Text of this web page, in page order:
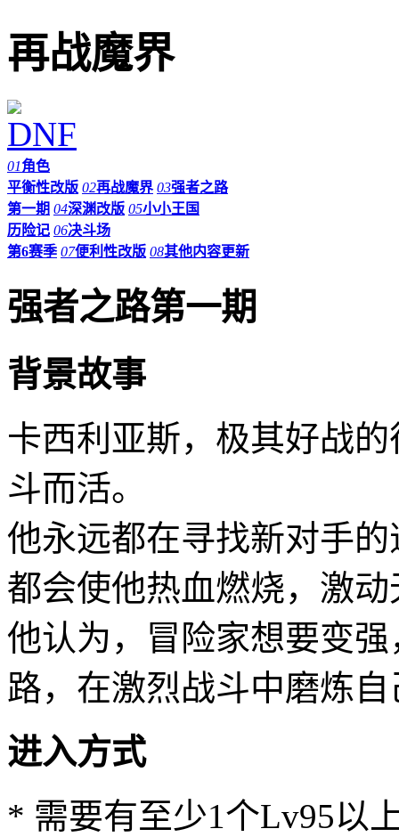
再战魔界
01角色
平衡性改版 02再战魔界 03强者之路
第一期 04深渊改版 05小小王国
历险记 06决斗场
第6赛季 07便利性改版 08其他内容更新
强者之路第一期
背景故事
卡西利亚斯，极其好战
斗而活。
他永远都在寻找新对手
都会使他热血燃烧，激动
他认为，冒险家想要变
路，在激烈战斗中磨炼
进入方式
* 需要有至少1个Lv95以